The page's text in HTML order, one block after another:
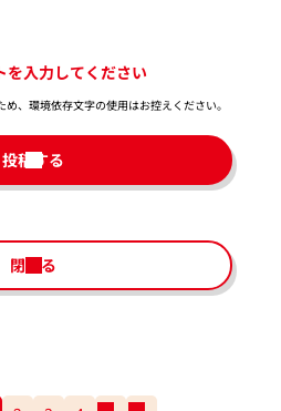
を入力してください
、環境依存文字の使用はお控えください。​
投稿する
閉じる